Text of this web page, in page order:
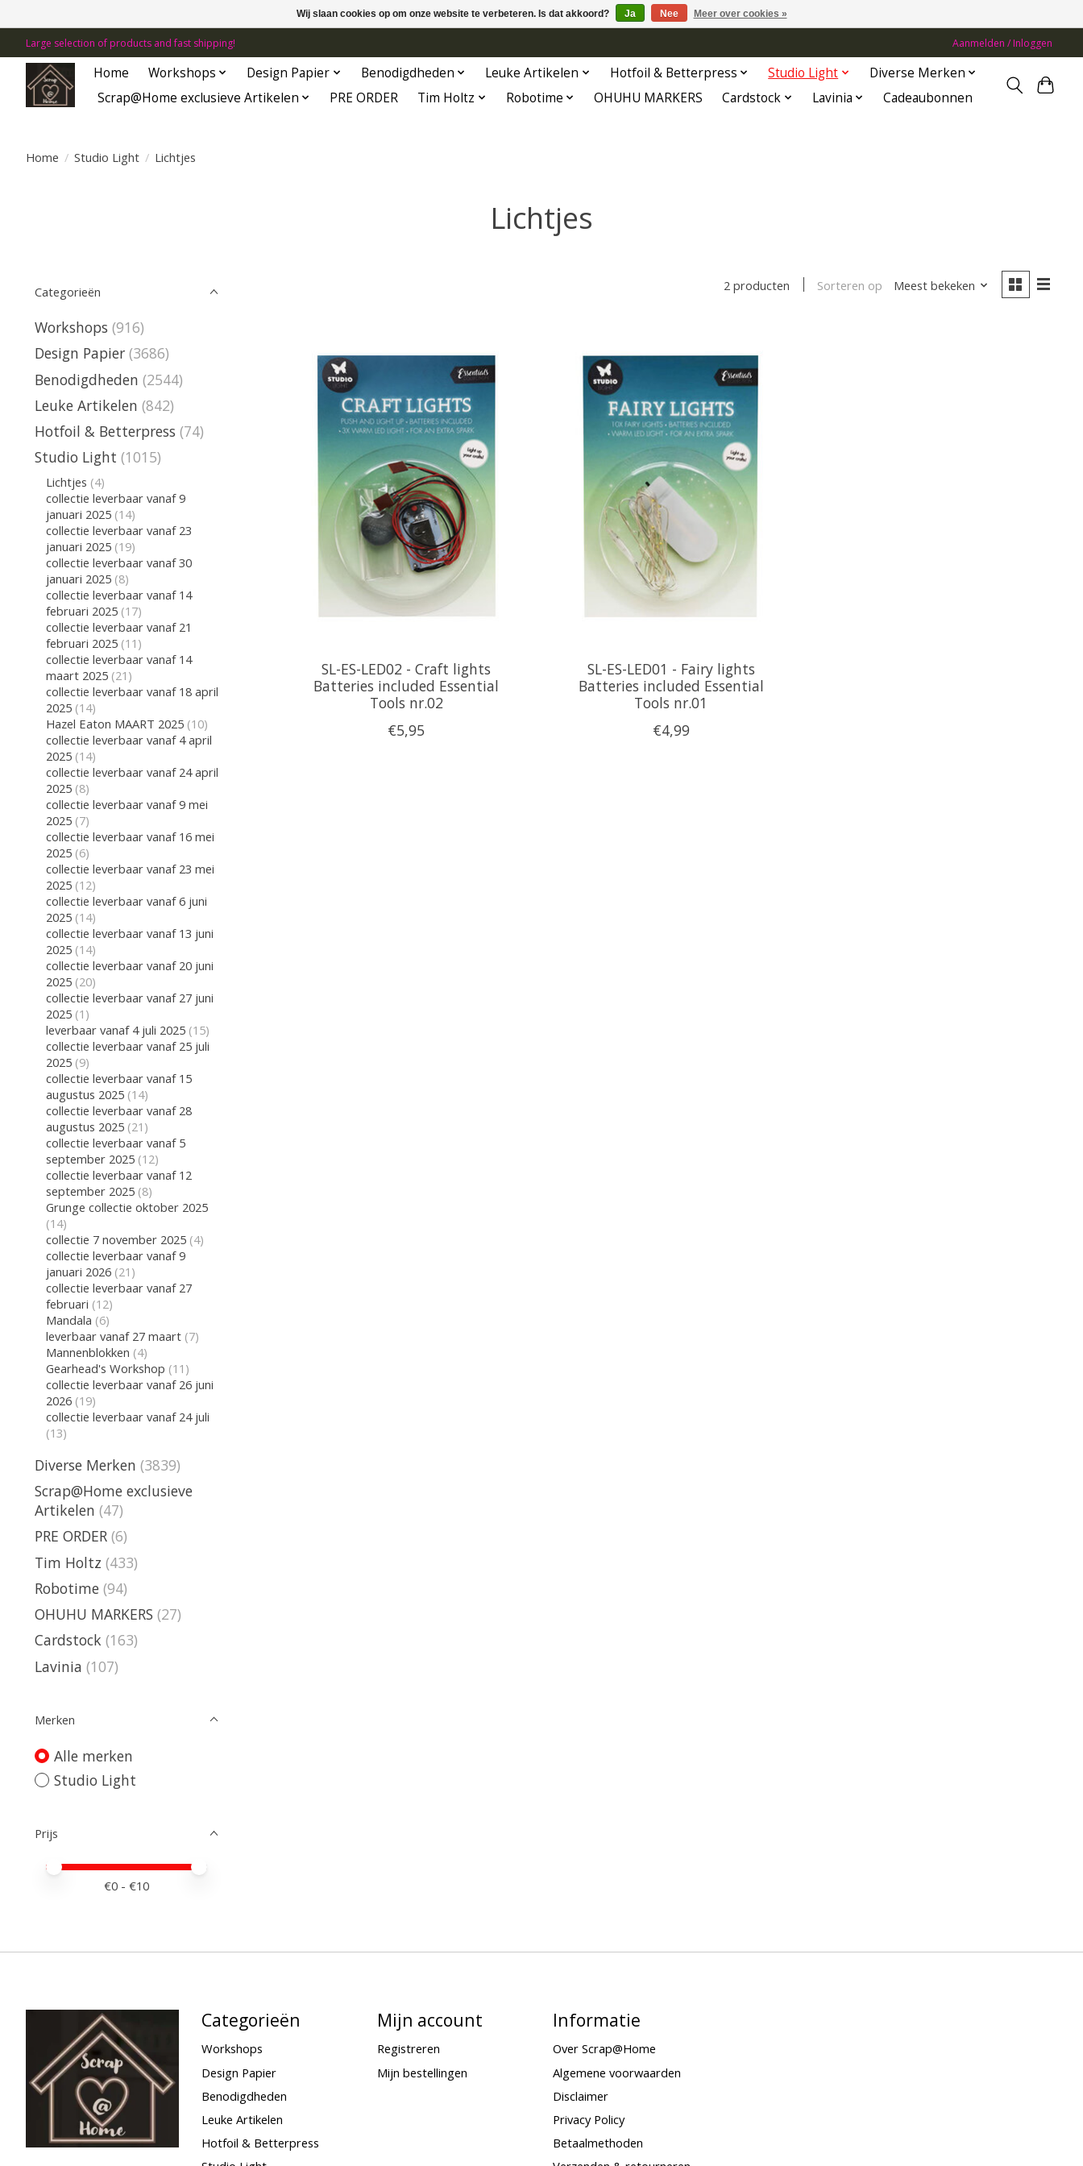
Large selection of products and fast shipping! Aanmelden / Inloggen
Home Workshops Design Papier Benodigdheden Leuke Artikelen Hotfoil & Betterpress Studio Light
Diverse Merken
Scrap@Home exclusieve Artikelen
PRE ORDER Tim Holtz Robotime OHUHU MARKERS Cardstock Lavinia Cadeaubonnen
Home / Studio Light / Lichtjes
Lichtjes
Categorieën
Workshops (916)
Design Papier (3686)
Benodigdheden (2544)
Leuke Artikelen (842)
Hotfoil & Betterpress (74)
Studio Light (1015)
Lichtjes (4)
collectie leverbaar vanaf 9
januari 2025 (14)
collectie leverbaar vanaf 23
januari 2025 (19)
collectie leverbaar vanaf 30
januari 2025 (8)
collectie leverbaar vanaf 14
februari 2025 (17)
collectie leverbaar vanaf 21
februari 2025 (11)
collectie leverbaar vanaf 14
maart 2025 (21)
collectie leverbaar vanaf 18 april
2025 (14)
Hazel Eaton MAART 2025 (10)
collectie leverbaar vanaf 4 april
2025 (14)
collectie leverbaar vanaf 24 april
2025 (8)
collectie leverbaar vanaf 9 mei
2025 (7)
collectie leverbaar vanaf 16 mei
2025 (6)
collectie leverbaar vanaf 23 mei
2025 (12)
collectie leverbaar vanaf 6 juni
2025 (14)
collectie leverbaar vanaf 13 juni
2025 (14)
collectie leverbaar vanaf 20 juni
2025 (20)
collectie leverbaar vanaf 27 juni
2025 (1)
leverbaar vanaf 4 juli 2025 (15)
collectie leverbaar vanaf 25 juli
2025 (9)
collectie leverbaar vanaf 15
augustus 2025 (14)
collectie leverbaar vanaf 28
augustus 2025 (21)
collectie leverbaar vanaf 5
september 2025 (12)
collectie leverbaar vanaf 12
september 2025 (8)
Grunge collectie oktober 2025
(14)
collectie 7 november 2025 (4)
collectie leverbaar vanaf 9
januari 2026 (21)
collectie leverbaar vanaf 27
februari (12)
Mandala (6)
leverbaar vanaf 27 maart (7)
Mannenblokken (4)
Gearhead's Workshop (11)
collectie leverbaar vanaf 26 juni
2026 (19)
collectie leverbaar vanaf 24 juli
(13)
Diverse Merken (3839)
Scrap@Home exclusieve
Artikelen (47)
PRE ORDER (6)
Tim Holtz (433)
Robotime (94)
OHUHU MARKERS (27)
Cardstock (163)
Lavinia (107)
Merken
Alle merken
Studio Light
Prijs
Minimale prijswaarde
Price maximum value
€0 - €10
2 producten Sorteren op Meest bekeken
SL-ES-LED02 - Craft lights
Batteries included Essential
Tools nr.02
€5,95
SL-ES-LED01 - Fairy lights
Batteries included Essential
Tools nr.01
€4,99
Categorieën
Workshops
Design Papier
Benodigdheden
Leuke Artikelen
Hotfoil & Betterpress
Mijn account
Registreren
Mijn bestellingen
Informatie
Over Scrap@Home
Algemene voorwaarden
Disclaimer
Privacy Policy
Betaalmethoden
Wij slaan cookies op om onze website te verbeteren. Is dat akkoord? Ja Nee Meer over cookies »